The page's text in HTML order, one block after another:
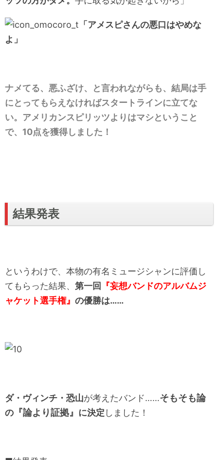
「アメスピさんの悪口はやめな
よ」
ナメてる、悪ふざけ、と言われながらも、結局は手
にとってもらえなければスタートラインに立てな
い。アメリカンスピリッツよりはマシということ
で、10点を獲得しました！
結果発表
というわけで、本物の有名ミュージシャンに評価し
てもらった結果、 第一回
『妄想バンドのアルバムジ
ャケット選手権』 の優勝は……
ダ・ヴィンチ・恐山が考えたバンド……そもそも論
の 『論より証拠』 に決定 しました！